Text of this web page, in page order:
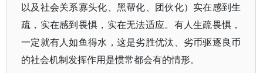
以及社会关系寡头化、黑帮化、团伙化）实在感到生
疏，实在感到畏惧，实在无法适应。有人生疏畏惧，
一定就有人如鱼得水，这是劣胜优汰、劣币驱逐良币
的社会机制发挥作用是惯常都会有的情形。